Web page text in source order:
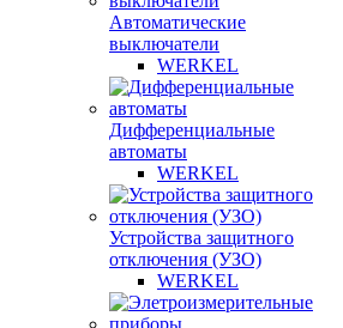
Автоматические
выключатели
WERKEL
Дифференциальные
автоматы
WERKEL
Устройства защитного
отключения (УЗО)
WERKEL